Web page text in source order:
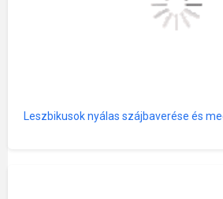
Leszbikusok nyálas szájbaverése és